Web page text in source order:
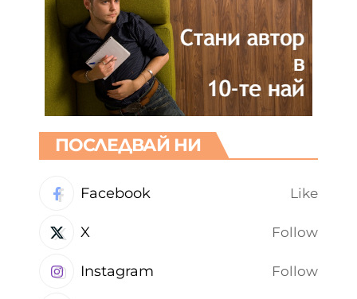
ПОСЛЕДВАЙ НИ
Facebook Like
X Follow
Instagram Follow